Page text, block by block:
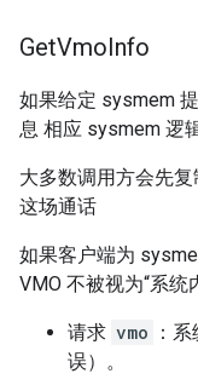
GetVmoInfo
如果给定 sysmem
息 相应 sysmem 逻
大多数调用方会先
这场通话
如果客户端为
VMO 不被视为“系统
请求 vmo
：
误）。